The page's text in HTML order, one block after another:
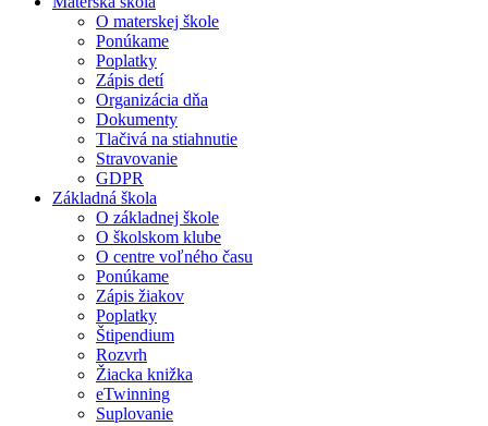
O materskej škole
Ponúkame
Poplatky
Zápis detí
Organizácia dňa
Dokumenty
Tlačivá na stiahnutie
Stravovanie
GDPR
Základná škola
O základnej škole
O školskom klube
O centre voľného času
Ponúkame
Zápis žiakov
Poplatky
Štipendium
Rozvrh
Žiacka knižka
eTwinning
Suplovanie